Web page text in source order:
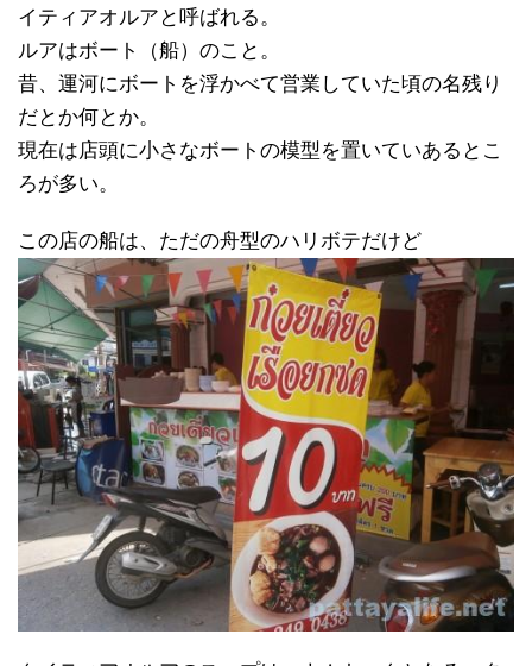
イティアオルアと呼ばれる。
ルアはボート（船）のこと。
昔、運河にボートを浮かべて営業していた頃の名残り
だとか何とか。
現在は店頭に小さなボートの模型を置いていあるとこ
ろが多い。
この店の船は、ただの舟型のハリボテだけど